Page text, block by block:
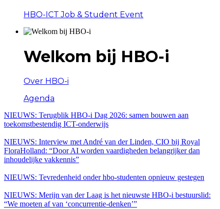
HBO-ICT Job & Student Event
Welkom bij HBO-i
Over HBO-i
Agenda
NIEUWS: Terugblik HBO-i Dag 2026: samen bouwen aan
toekomstbestendig ICT-onderwijs
NIEUWS: Interview met André van der Linden, CIO bij Royal
FloraHolland: “Door AI worden vaardigheden belangrijker dan
inhoudelijke vakkennis”
NIEUWS: Tevredenheid onder hbo-studenten opnieuw gestegen
NIEUWS: Merijn van der Laag is het nieuwste HBO-i bestuurslid:
“We moeten af van ‘concurrentie-denken’”